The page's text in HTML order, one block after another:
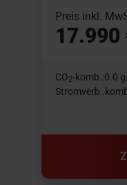
Preis inkl.
17.990
CO2-komb.:0.0
Stromverb